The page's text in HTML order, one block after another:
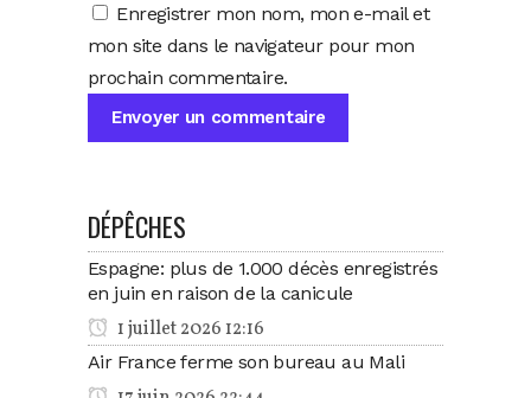
Enregistrer mon nom, mon e-mail et
mon site dans le navigateur pour mon
prochain commentaire.
DÉPÊCHES
Espagne: plus de 1.000 décès enregistrés
en juin en raison de la canicule
1 juillet 2026 12:16
Air France ferme son bureau au Mali